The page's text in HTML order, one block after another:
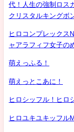
代！人生の強制ロス
クリスタルキングボ
ヒロコンプレックス
ャアラフィフ女子の
萌えっふる！
萌えっとこあに！
ヒロシッフル！ヒロ
ヒロユキユキッフル